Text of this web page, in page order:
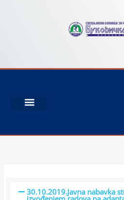
30.10.2019.Javna nabavka